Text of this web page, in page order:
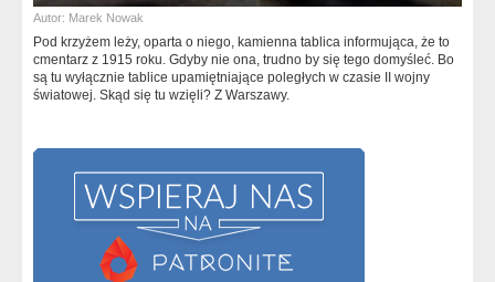
Autor: Marek Nowak
Pod krzyżem leży, oparta o niego, kamienna tablica informująca, że to
cmentarz z 1915 roku. Gdyby nie ona, trudno by się tego domyśleć. Bo
są tu wyłącznie tablice upamiętniające poległych w czasie II wojny
światowej. Skąd się tu wzięli? Z Warszawy.